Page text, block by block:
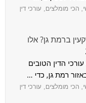
הדין …
הכי מומלצים
עורכי דין
ברמת גן? אלו
הדין הטובים
רמת גן, כדי …
הכי מומלצים
עורכי דין